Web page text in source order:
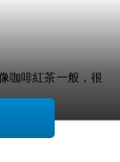
咖啡紅茶一般，很